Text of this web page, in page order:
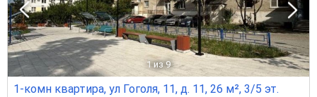
1 из 9
1-комн квартира, ул Гоголя, 11, д. 11, 26 м², 3/5 эт.